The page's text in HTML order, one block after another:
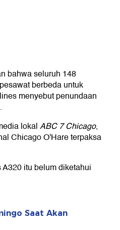
bahwa seluruh 148
berbeda untuk
menyebut penundaan
lokalABC 7 Chicago,
Chicago O'Hare terpaksa
itu belum diketahui
Saat Akan